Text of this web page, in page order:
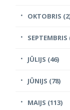
OKTOBRIS
SEPTEMBRIS
JŪLIJS (46)
JŪNIJS (78)
MAIJS (113)